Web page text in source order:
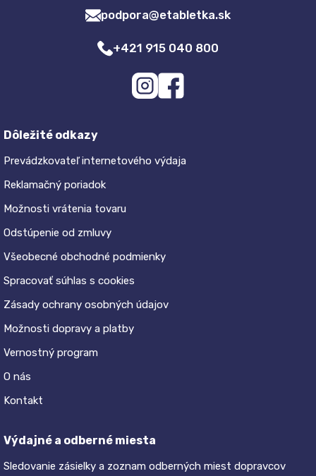
podpora@etabletka.sk
+421 915 040 800
Dôležité odkazy
Prevádzkovateľ internetového výdaja
Reklamačný poriadok
Možnosti vrátenia tovaru
Odstúpenie od zmluvy
Všeobecné obchodné podmienky
Spracovať súhlas s cookies
Zásady ochrany osobných údajov
Možnosti dopravy a platby
Vernostný program
O nás
Kontakt
Výdajné a odberné miesta
Sledovanie zásielky a zoznam odberných miest dopravcov